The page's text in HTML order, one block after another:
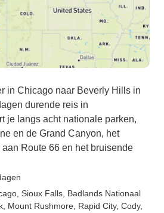
in Chicago naar Beverly Hills in
durende reis in
je langs acht nationale parken,
en de Grand Canyon, het
Route 66 en het bruisende
, Sioux Falls , Badlands Nationaal
, Mount Rushmore , Rapid City, Cody,